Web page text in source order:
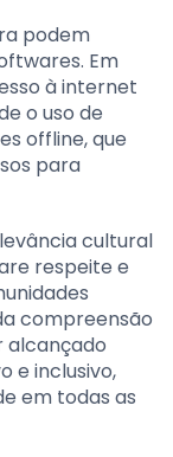
podem
Em
à internet
o uso de
offline, que
para
cultural
respeite e
compreensão
alcançado
e inclusivo,
em todas as